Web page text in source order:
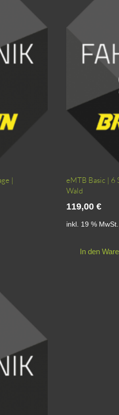
|
eMTB Basic | 6
Wald
119,00 €
inkl. 19 % MwSt.
In den